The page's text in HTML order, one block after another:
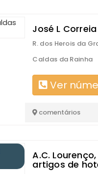
José L
R. dos Herois da
Caldas da Rainha
Ver
comentários
A.C.
artigos de